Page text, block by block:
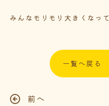
みんなモリモリ大きくなっ
一覧へ戻る
前へ